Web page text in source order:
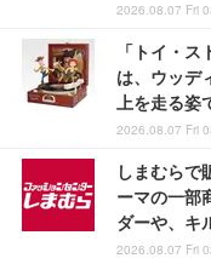
2026.08.07 Fri
「トイ・
は、ウッデ
上を走る姿
2026.08.07 Fri
しまむらで
ーマの一部
ダーや、キ
2026.08.07 Fri